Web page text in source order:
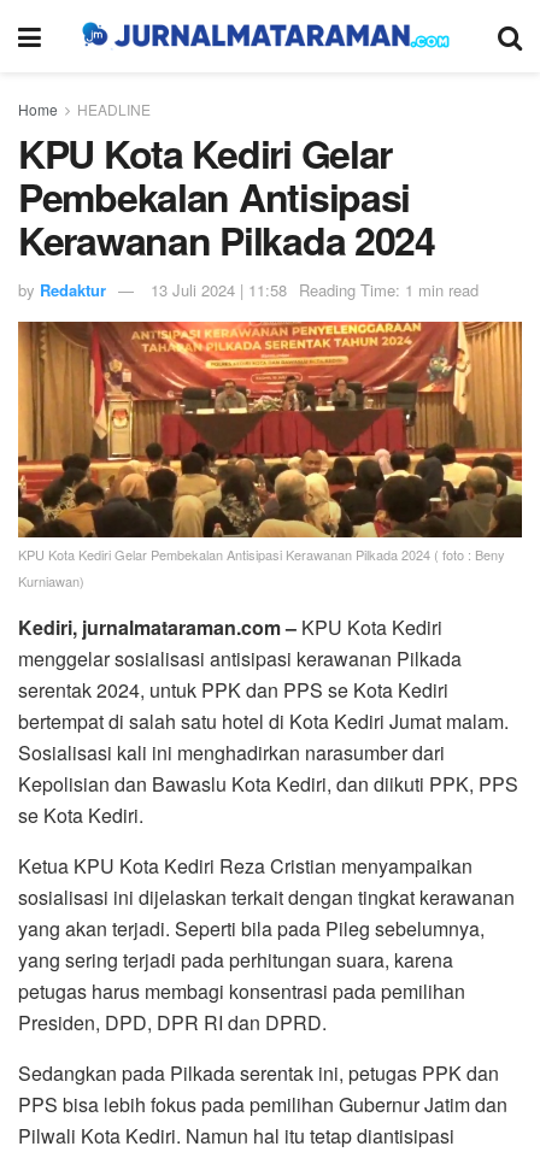
Home HEADLINE
KPU Kota Kediri Gelar
Pembekalan Antisipasi
Kerawanan Pilkada 2024
by Redaktur 13 Juli 2024 | 11:58 Reading Time: 1 min read
KPU Kota Kediri Gelar Pembekalan Antisipasi Kerawanan Pilkada 2024 ( foto : Beny
Kurniawan)
Kediri, jurnalmataraman.com – KPU Kota Kediri
menggelar sosialisasi antisipasi kerawanan Pilkada
serentak 2024, untuk PPK dan PPS se Kota Kediri
bertempat di salah satu hotel di Kota Kediri Jumat malam.
Sosialisasi kali ini menghadirkan narasumber dari
Kepolisian dan Bawaslu Kota Kediri, dan diikuti PPK, PPS
se Kota Kediri.
Ketua KPU Kota Kediri Reza Cristian menyampaikan
sosialisasi ini dijelaskan terkait dengan tingkat kerawanan
yang akan terjadi. Seperti bila pada Pileg sebelumnya,
yang sering terjadi pada perhitungan suara, karena
petugas harus membagi konsentrasi pada pemilihan
Presiden, DPD, DPR RI dan DPRD.
Sedangkan pada Pilkada serentak ini, petugas PPK dan
PPS bisa lebih fokus pada pemilihan Gubernur Jatim dan
Pilwali Kota Kediri. Namun hal itu tetap diantisipasi